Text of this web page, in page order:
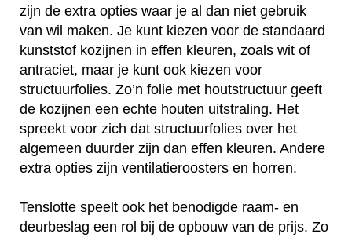
zijn de extra opties waar je al dan niet gebruik
van wil maken. Je kunt kiezen voor de standaard
kunststof kozijnen in effen kleuren, zoals wit of
antraciet, maar je kunt ook kiezen voor
structuurfolies. Zo’n folie met houtstructuur geeft
de kozijnen een echte houten uitstraling. Het
spreekt voor zich dat structuurfolies over het
algemeen duurder zijn dan effen kleuren. Andere
extra opties zijn ventilatieroosters en horren.
Tenslotte speelt ook het benodigde raam- en
deurbeslag een rol bij de opbouw van de prijs. Zo